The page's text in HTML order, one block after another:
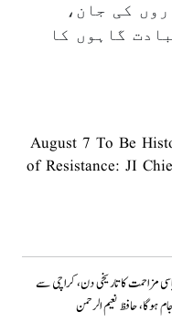
کی جان،
گاہوں کا
August 7 To Be
of Resistance: JI
مزاحمت کا تاریخی دن، کراچی سے
ہوگا، حافظ نعیم الرحمن